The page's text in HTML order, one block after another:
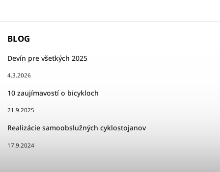
BLOG
Devín pre všetkých 2025
4.3.2026
10 zaujímavostí o bicykloch
21.9.2025
Realizácie samoobslužných cyklostojanov
17.9.2024